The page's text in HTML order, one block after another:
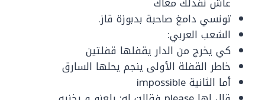
تونسي دامغ صاحبة بدبوزة قاز.
الشعب العربي:
كي يخرج من الدار يقفلها قفلتين
خاطر القفلة الأولى ينجم يحلها السارق
أما الثانية impossible